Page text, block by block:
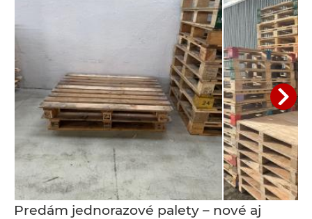
Predám jednorazové palety – nové aj